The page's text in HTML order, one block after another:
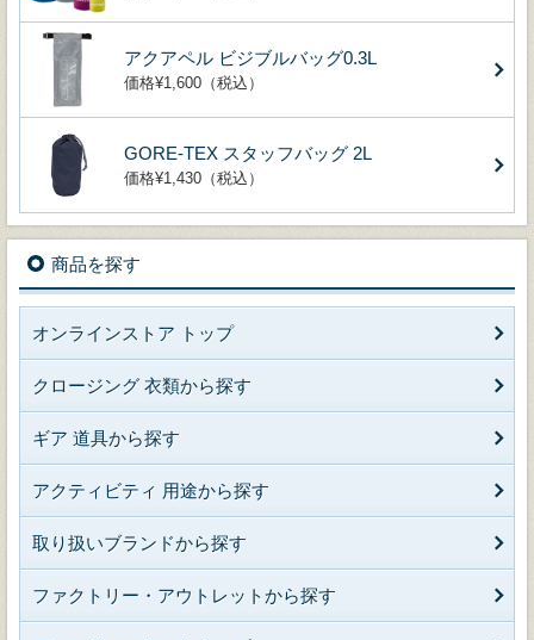
アクアペル ビジブルバッグ0.3L
価格¥1,600（税込）
GORE-TEX スタッフバッグ 2L
価格¥1,430（税込）
商品を探す
オンラインストア トップ
クロージング 衣類から探す
ギア 道具から探す
アクティビティ 用途から探す
取り扱いブランドから探す
ファクトリー・アウトレットから探す